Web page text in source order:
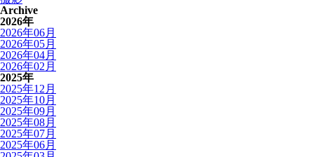
Archive
2026年
2026年06月
2026年05月
2026年04月
2026年02月
2025年
2025年12月
2025年10月
2025年09月
2025年08月
2025年07月
2025年06月